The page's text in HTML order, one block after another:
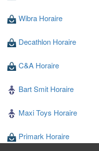
Wibra Horaire
Decathlon Horaire
C&A Horaire
Bart Smit Horaire
Maxi Toys Horaire
Primark Horaire